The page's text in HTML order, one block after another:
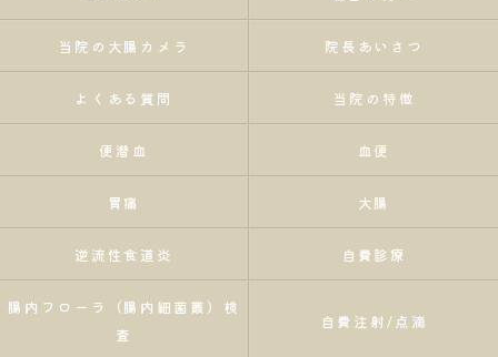
当院の大腸カメラ 院長あいさつ
よくある質問 当院の特徴
便潜血 血便
胃痛 大腸
逆流性食道炎 自費診療
腸内フローラ（腸内細菌叢）検
査
自費注射/点滴